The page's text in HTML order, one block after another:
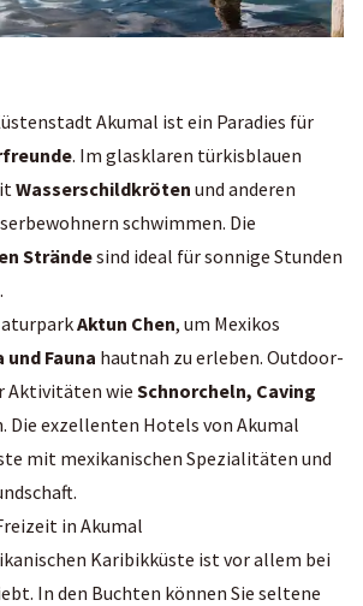
Akumal ist ein Paradies für
. Im glasklaren türkisblauen
Wasserschildkröten und anderen
schwimmen. Die
Strändesind ideal für sonnige Stunden
Aktun Chen, um Mexikos
und Fauna hautnah zu erleben. Outdoor-
Aktivitäten wie Schnorcheln, Caving
Die exzellenten Hotels von Akumal
mit mexikanischen Spezialitäten und
in Akumal
Karibikküste ist vor allem bei
In den Buchten können Sie seltene